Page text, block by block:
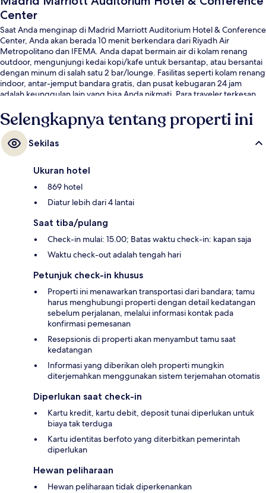
Center
Saat Anda menginap di Madrid Marriott Auditorium Hotel & Conference
Center, Anda akan berada 10 menit berkendara dari Riyadh Air
Metropolitano dan IFEMA. Anda dapat bermain air di kolam renang
outdoor, mengunjungi kedai kopi/kafe untuk bersantap, atau bersantai
dengan minum di salah satu 2 bar/lounge. Fasilitas seperti kolam renang
indoor, antar-jemput bandara gratis, dan pusat kebugaran 24 jam
adalah keunggulan lain yang bisa Anda nikmati. Para traveler terkesan
Selengkapnya tentang properti ini
Sekilas
Ukuran hotel
869 hotel
Diatur lebih dari 4 lantai
Saat tiba/pulang
Check-in mulai: 15.00; Batas waktu check-in: kapan saja
Waktu check-out adalah tengah hari
Petunjuk check-in khusus
Properti ini menawarkan transportasi dari bandara; tamu
harus menghubungi properti dengan detail kedatangan
sebelum perjalanan, melalui informasi kontak pada
konfirmasi pemesanan
Resepsionis di properti akan menyambut tamu saat
kedatangan
Informasi yang diberikan oleh properti mungkin
diterjemahkan menggunakan sistem terjemahan otomatis
Diperlukan saat check-in
Kartu kredit, kartu debit, deposit tunai diperlukan untuk
biaya tak terduga
Kartu identitas berfoto yang diterbitkan pemerintah
diperlukan
Hewan peliharaan
Hewan peliharaan tidak diperkenankan